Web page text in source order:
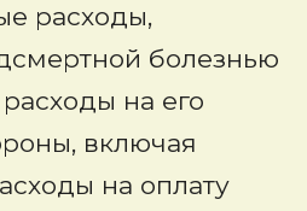
расходы,
болезнью
на его
включая
на оплату